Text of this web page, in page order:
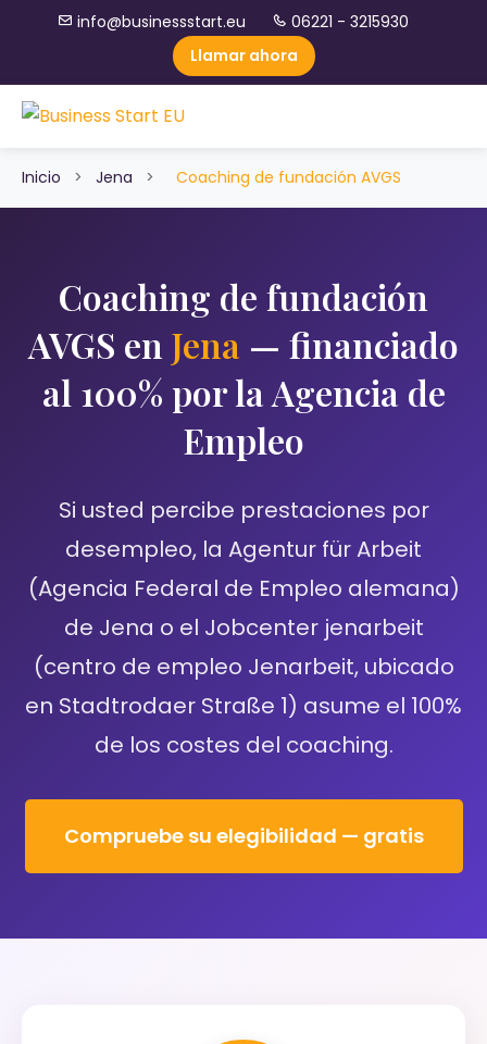
info@businessstart.eu
06221 - 3215930
Llamar ahora
Inicio > Jena > Coaching de fundación AVGS
Coaching de fundación
AVGS en Jena — financiado
al 100% por la Agencia de
Empleo
Si usted percibe prestaciones por
desempleo, la Agentur für Arbeit
(Agencia Federal de Empleo alemana)
de Jena o el Jobcenter jenarbeit
(centro de empleo Jenarbeit, ubicado
en Stadtrodaer Straße 1) asume el 100%
de los costes del coaching.
Compruebe su elegibilidad — gratis